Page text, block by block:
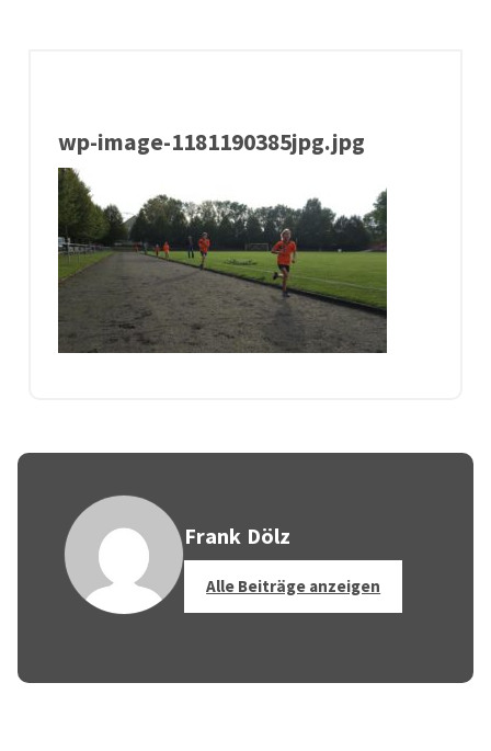
wp-image-1181190385jpg.jpg
Frank Dölz
Alle Beiträge anzeigen